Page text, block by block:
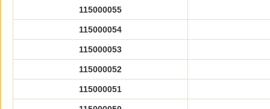
115000055
115000054
115000053
115000052
115000051